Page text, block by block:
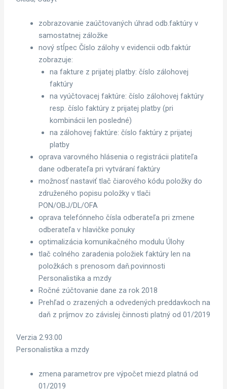
zobrazovanie zaúčtovaných úhrad odb.faktúry v
samostatnej záložke
nový stĺpec Číslo zálohy v evidencii odb.faktúr
zobrazuje:
na fakture z prijatej platby: číslo zálohovej
faktúry
na vyúčtovacej faktúre: číslo zálohovej faktúry
resp. číslo faktúry z prijatej platby (pri
kombinácii len posledné)
na zálohovej faktúre: číslo faktúry z prijatej
platby
oprava varovného hlásenia o registrácii platiteľa
dane odberateľa pri vytváraní faktúry
možnosť nastaviť tlač čiarového kódu položky do
združeného popisu položky v tlači
PON/OBJ/DL/OFA
oprava telefónneho čísla odberateľa pri zmene
odberateľa v hlavičke ponuky
optimalizácia komunikačného modulu Úlohy
tlač colného zaradenia položiek faktúry len na
položkách s prenosom daň.povinnosti
Personalistika a mzdy
Ročné zúčtovanie dane za rok 2018
Prehľad o zrazených a odvedených preddavkoch na
daň z príjmov zo závislej činnosti platný od 01/2019
Verzia 2.93.00
Personalistika a mzdy
zmena parametrov pre výpočet miezd platná od
01/2019